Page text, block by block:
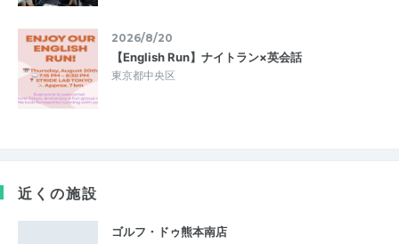
2026/8/20
【English Run】ナイトラン×英会話
東京都中央区
近くの施設
ゴルフ・ドゥ熊本南店